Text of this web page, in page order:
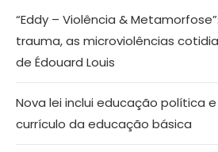
“Eddy – Violência &
trauma, as microviolências
de Édouard Louis
Nova lei inclui educação política
currículo da educação básica